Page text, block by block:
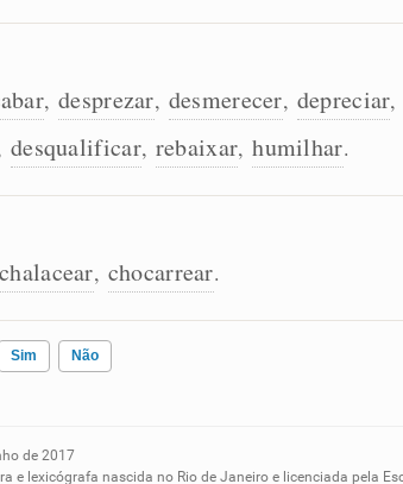
, desprezar, desmerecer, depreciar,
desqualificar, rebaixar, humilhar.
chalacear, chocarrear.
Sim Não
me ajudou
de 2017
e lexicógrafa nascida no Rio de Janeiro e licenciada pela